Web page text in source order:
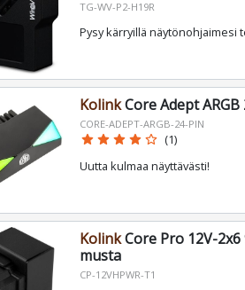
TG-WV-P2-H19R
Pysy kärryillä näytönohjaimesi
KolinkCore Adept
CORE-ADEPT-ARGB-24-PIN
star star star star star_border (1)
Uutta kulmaa näyttävästi!
KolinkCore Pro 12V-
musta
CP-12VHPWR-T1